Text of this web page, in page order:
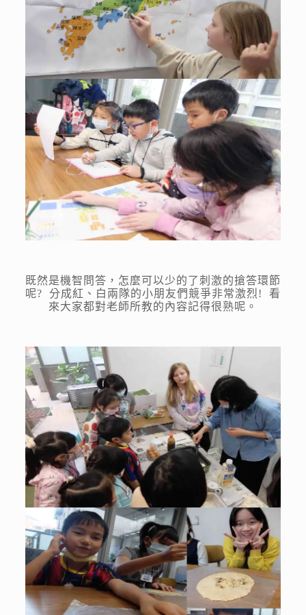
既然是機智問答，怎麼可以少的了刺激的搶答環節
呢? 分成紅、白兩隊的小朋友們競爭非常激烈! 看
來大家都對老師所教的內容記得很熟呢。